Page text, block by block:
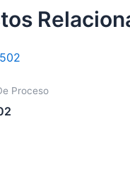
Proceso